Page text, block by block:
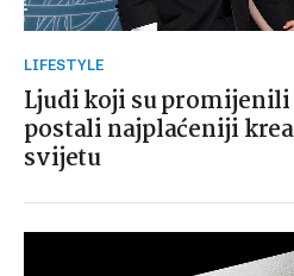
LIFESTYLE
Ljudi koji su
postali najplaćeniji
svijetu